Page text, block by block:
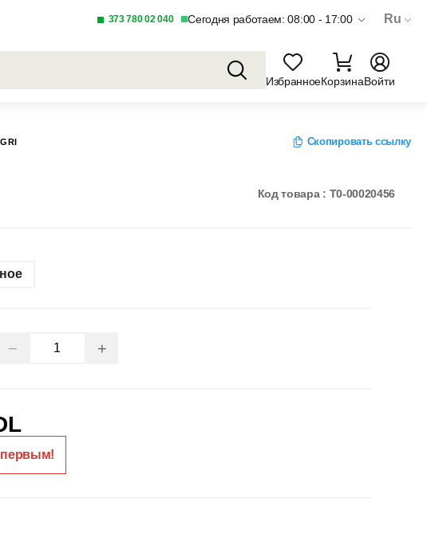
373 780 02 040 Сегодня работаем: 08:00 - 17:00 Ru
ИзбранноеКорзинаВойти
Скопировать ссылку
Код товара : T0-00020456
− +
первым!